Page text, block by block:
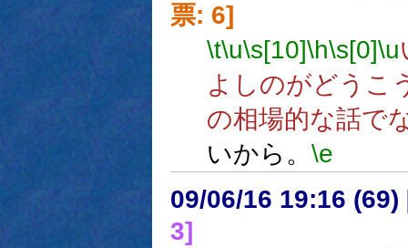
票: 6]
\t\u\s[10]\h\s[0]\u
よしのがどうこ
の相場的な話で
いから。 \e
09/06/16 19:16 (69)
3]